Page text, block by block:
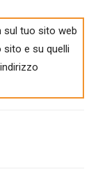
sul tuo sito web
e su quelli